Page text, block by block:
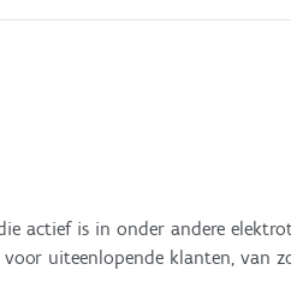
actief is in onder andere
uiteenlopende klanten, van